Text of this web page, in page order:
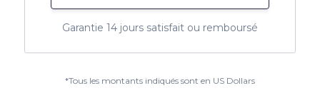
Garantie 14 jours satisfait ou remboursé
*Tous les montants indiqués sont en US Dollars